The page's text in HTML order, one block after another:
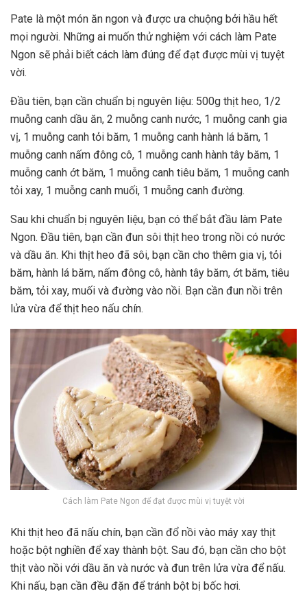
Pate là một món ăn ngon và được ưa chuộng bởi hầu hết
mọi người. Những ai muốn thử nghiệm với cách làm Pate
Ngon sẽ phải biết cách làm đúng để đạt được mùi vị tuyệt
vời.
Đầu tiên, bạn cần chuẩn bị nguyên liệu: 500g thịt heo, 1/2
muỗng canh dầu ăn, 2 muỗng canh nước, 1 muỗng canh gia
vị, 1 muỗng canh tỏi băm, 1 muỗng canh hành lá băm, 1
muỗng canh nấm đông cô, 1 muỗng canh hành tây băm, 1
muỗng canh ớt băm, 1 muỗng canh tiêu băm, 1 muỗng canh
tỏi xay, 1 muỗng canh muối, 1 muỗng canh đường.
Sau khi chuẩn bị nguyên liệu, bạn có thể bắt đầu làm Pate
Ngon. Đầu tiên, bạn cần đun sôi thịt heo trong nồi có nước
và dầu ăn. Khi thịt heo đã sôi, bạn cần cho thêm gia vị, tỏi
băm, hành lá băm, nấm đông cô, hành tây băm, ớt băm, tiêu
băm, tỏi xay, muối và đường vào nồi. Bạn cần đun nồi trên
lửa vừa để thịt heo nấu chín.
Cách làm Pate Ngon để đạt được mùi vị tuyệt vời
Khi thịt heo đã nấu chín, bạn cần đổ nồi vào máy xay thịt
hoặc bột nghiền để xay thành bột. Sau đó, bạn cần cho bột
thịt vào nồi với dầu ăn và nước và đun trên lửa vừa để nấu.
Khi nấu, bạn cần đều đặn để tránh bột bị bốc hơi.